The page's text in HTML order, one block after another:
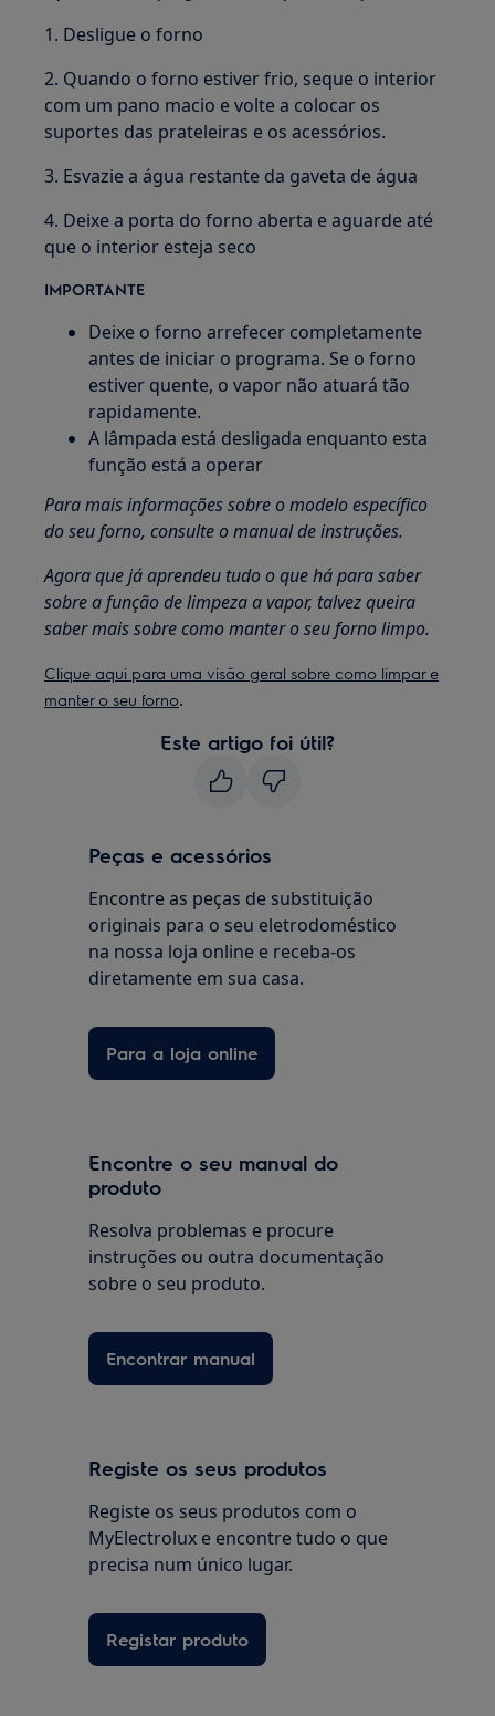
1. Desligue o forno
2. Quando o forno estiver frio, seque o interior
com um pano macio e volte a colocar os
suportes das prateleiras e os acessórios.
3. Esvazie a água restante da gaveta de água
4. Deixe a porta do forno aberta e aguarde até
que o interior esteja seco
IMPORTANTE
Deixe o forno arrefecer completamente
antes de iniciar o programa. Se o forno
estiver quente, o vapor não atuará tão
rapidamente.
A lâmpada está desligada enquanto esta
função está a operar
Para mais informações sobre o modelo específico
do seu forno, consulte o manual de instruções.
Agora que já aprendeu tudo o que há para saber
sobre a função de limpeza a vapor, talvez queira
saber mais sobre como manter o seu forno limpo.
Clique aqui para uma visão geral sobre como limpar e
manter o seu forno.
Este artigo foi útil?
Peças e acessórios
Encontre as peças de substituição
originais para o seu eletrodoméstico
na nossa loja online e receba-os
diretamente em sua casa.
Para a loja online
Encontre o seu manual do
produto
Resolva problemas e procure
instruções ou outra documentação
sobre o seu produto.
Encontrar manual
Registe os seus produtos
Registe os seus produtos com o
MyElectrolux e encontre tudo o que
precisa num único lugar.
Registar produto